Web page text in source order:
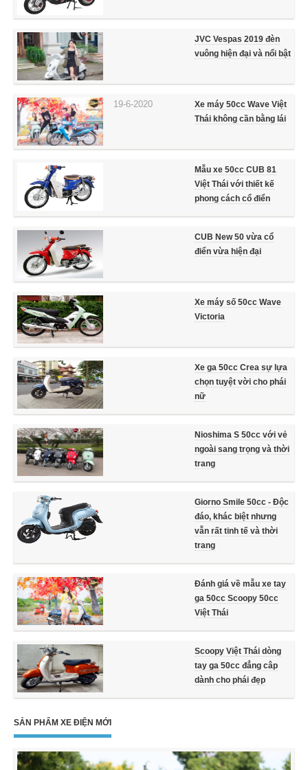
JVC Vespas 2019 đèn
vuông hiện đại và nổi bật
Xe máy 50cc Wave Việt
Thái không cần bằng lái
19-6-2020
Mẫu xe 50cc CUB 81
Việt Thái với thiết kế
phong cách cổ điển
CUB New 50 vừa cổ
điển vừa hiện đại
Xe máy số 50cc Wave
Victoria
Xe ga 50cc Crea sự lựa
chọn tuyệt vời cho phái
nữ
Nioshima S 50cc với vẻ
ngoài sang trọng và thời
trang
Giorno Smile 50cc - Độc
đáo, khác biệt nhưng
vẫn rất tinh tế và thời
trang
Đánh giá về mẫu xe tay
ga 50cc Scoopy 50cc
Việt Thái
Scoopy Việt Thái dòng
tay ga 50cc đẳng câp
dành cho phái đẹp
SẢN PHẨM XE ĐIỆN MỚI